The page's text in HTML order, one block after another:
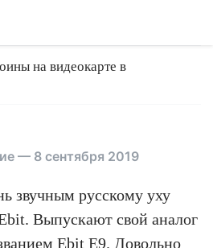
на видеокарте в
— 8 сентября 2019
звучным русскому уху
Выпускают свой аналог
Ebit E9. Довольно